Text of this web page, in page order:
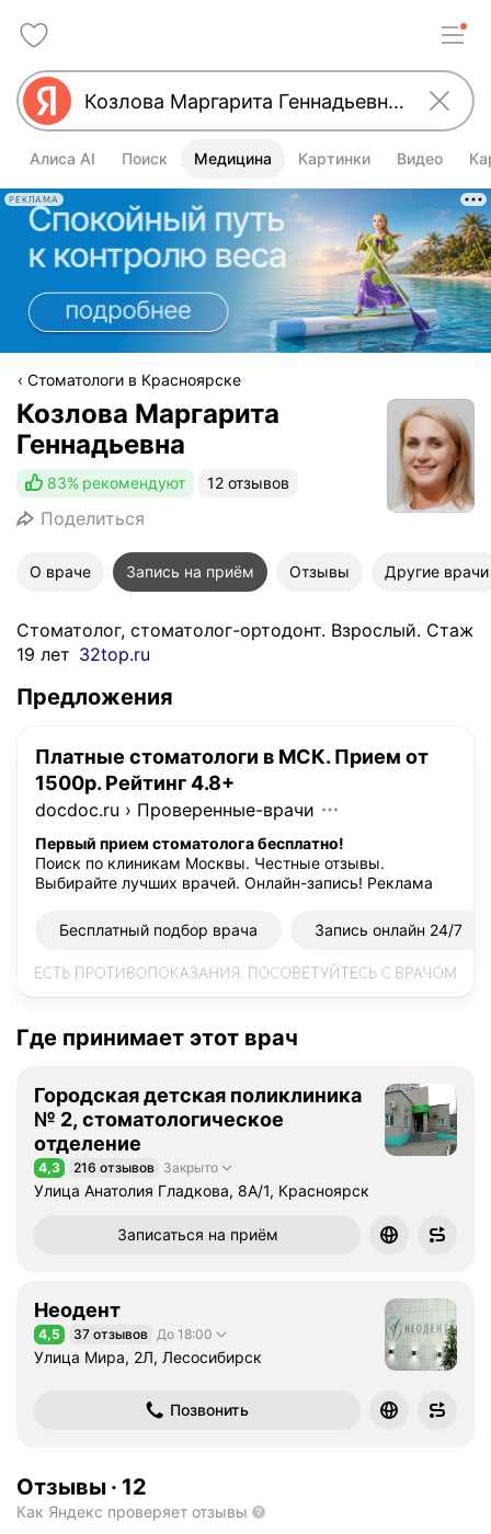
Алиса AI Поиск Медицина Картинки Видео
РЕКЛАМА
Стоматологи в Красноярске
Козлова Маргарита
Геннадьевна
83% рекомендуют 12 отзывов
Поделиться
О враче Запись на приём Отзывы Другие врачи
Стоматолог, стоматолог-ортодонт. Взрослый. Стаж
19 лет 32top.ru
Предложения
Платные стоматологи в МСК. Прием от
1500р. Рейтинг 4.8+
docdoc.ru › Проверенные-врачи
Первый прием стоматолога бесплатно!
Поиск по клиникам Москвы. Честные отзывы.
Выбирайте лучших врачей. Онлайн-запись! Реклама
Бесплатный подбор врача Запись онлайн 24/7
Где принимает этот врач
Городская детская поликлиника
№ 2, стоматологическое
отделение
Рейтинг 4,3 из 5
4,3 216 отзывов Закрыто
Улица Анатолия Гладкова, 8А/1, Красноярск
Записаться на приём
Неодент
Рейтинг 4,5 из 5
4,5 37 отзывов До 18:00
Улица Мира, 2Л, Лесосибирск
Позвонить
Отзывы · 12
Как Яндекс проверяет отзывы